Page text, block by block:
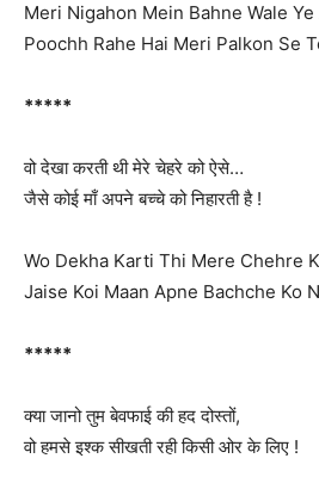
Meri Nigahon Mein Bahne Wale Ye
Poochh Rahe Hai Meri Palkon Se
*****
वो देखा करती थी मेरे चेहरे को ऐसे…
जैसे कोई माँ अपने बच्चे को निहारती है !
Wo Dekha Karti Thi Mere Chehre
Jaise Koi Maan Apne Bachche Ko
*****
क्या जानो तुम बेवफाई की हद दोस्तों,
वो हमसे इश्क सीखती रही किसी ओर के लिए !